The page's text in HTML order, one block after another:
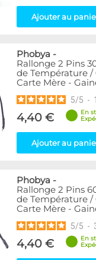
7
2
Ajouter au
Phobya -
Rallonge 2 Pins
de Température /
Carte Mère -
5/5 - 1
4,40 €
En
Ajouter au
Phobya -
Rallonge 2 Pins
de Température /
Carte Mère -
5/5 -
4,40 €
En